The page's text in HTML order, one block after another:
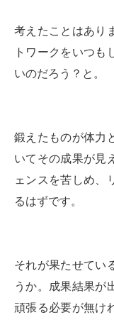
考えたことはあり
トワークをいつも
いのだろう？と。
鍛えたものが体力
いてその成果が見
ェンスを苦しめ、
るはずです。
それが果たせてい
うか。成果結果が
頑張る必要が無け